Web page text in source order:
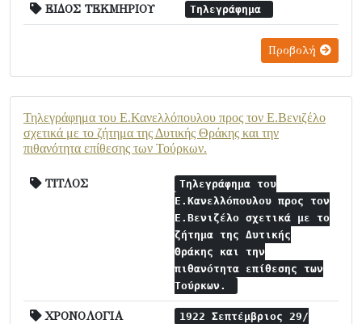
ΕΙΔΟΣ ΤΕΚΜΗΡΙΟΥ Τηλεγράφημα
Προβολή
Τηλεγράφημα του Ε.Κανελλόπουλου προς τον Ε.Βενιζέλο
σχετικά με το ζήτημα της Δυτικής Θράκης και την
πιθανότητα επίθεσης των Τούρκων.
ΤΙΤΛΟΣ
Τηλεγράφημα του
Ε.Κανελλόπουλου προς τον
Ε.Βενιζέλο σχετικά με το
ζήτημα της Δυτικής
Θράκης και την
πιθανότητα επίθεσης των
Τούρκων.
ΧΡΟΝΟΛΟΓΙΑ
1922 Σεπτέμβριος 29/